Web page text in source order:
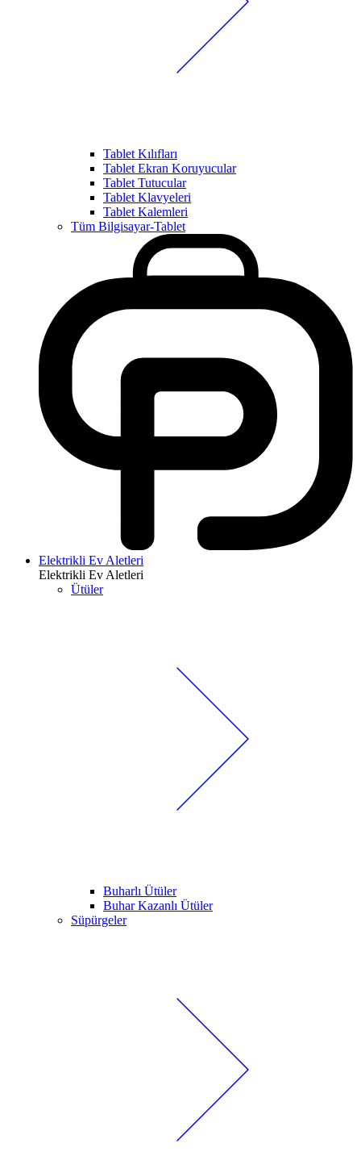
Tablet Kılıfları
Tablet Ekran Koruyucular
Tablet Tutucular
Tablet Klavyeleri
Tablet Kalemleri
Tüm Bilgisayar-Tablet
Elektrikli Ev Aletleri
Elektrikli Ev Aletleri
Ütüler
Buharlı Ütüler
Buhar Kazanlı Ütüler
Süpürgeler